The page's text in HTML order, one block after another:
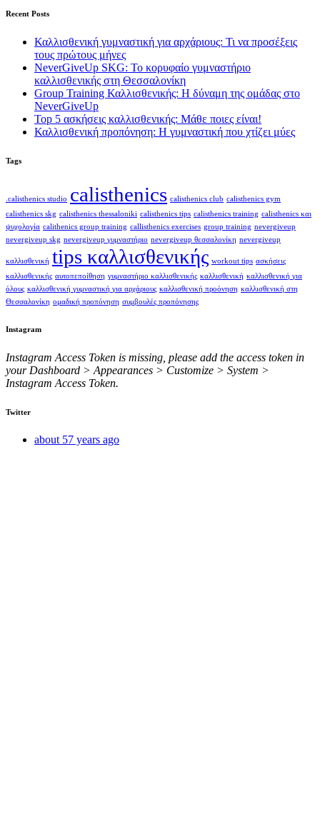
Recent Posts
Καλλισθενική γυμναστική για αρχάριους: Τι να προσέξεις
τους πρώτους μήνες
NeverGiveUp SKG: Το κορυφαίο γυμναστήριο
καλλισθενικής στη Θεσσαλονίκη
Group Training Καλλισθενικής: Η δύναμη της ομάδας στο
NeverGiveUp
Top 5 ασκήσεις καλλισθενικής: Μάθε ποιες είναι!
Καλλισθενική προπόνηση: Η γυμναστική που χτίζει μύες
Tags
.calisthenics studio calisthenics calisthenics club calisthenics gym
calisthenics skg calisthenics thessaloniki calisthenics tips calisthenics training calisthenics και
ψυχολογία calithenics group training callisthenics exercises group training nevergiveup
nevergiveup skg nevergiveup γυμναστήριο nevergiveup θεσσαλονίκη nevergiveup
καλλισθενική tips καλλισθενικής workout tips ασκήσεις
καλλισθενικής αυτοπεποίθηση γυμναστήριο καλλισθενικής καλλισθενική καλλισθενική για
όλους καλλισθενική γυμναστική για αρχάριους καλλισθενική προόνηση καλλισθενική στη
Θεσσαλονίκη ομαδική προπόνηση συμβουλές προπόνησης
Instagram
Instagram Access Token is missing, please add the access token in
your Dashboard > Appearances > Customize > System >
Instagram Access Token.
Twitter
about 57 years ago